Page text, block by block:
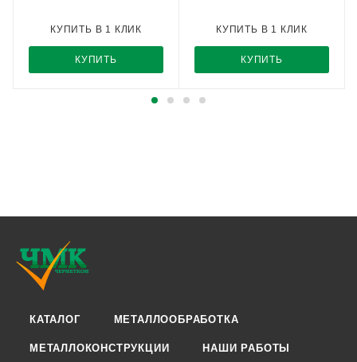
КУПИТЬ
КУПИТЬ В 1 КЛИК
КУПИТЬ
КУПИТЬ В 1 КЛИК
КАТАЛОГ МЕТАЛЛООБРАБОТКА
МЕТАЛЛОКОНСТРУКЦИИ НАШИ РАБОТЫ